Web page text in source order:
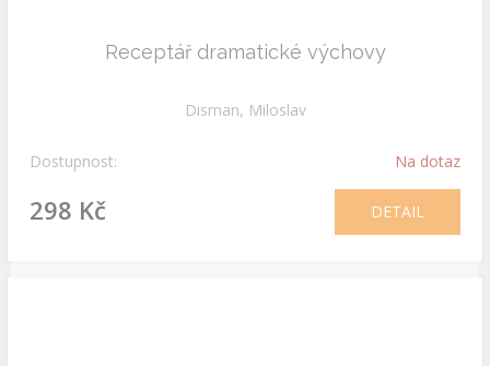
Receptář dramatické výchovy
Disman, Miloslav
Dostupnost: Na dotaz
298 Kč DETAIL